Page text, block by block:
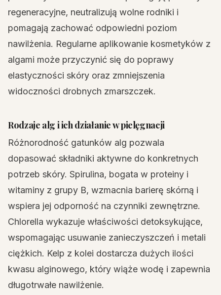
regeneracyjne, neutralizują wolne rodniki i
pomagają zachować odpowiedni poziom
nawilżenia. Regularne aplikowanie kosmetyków z
algami może przyczynić się do poprawy
elastyczności skóry oraz zmniejszenia
widoczności drobnych zmarszczek.
Rodzaje alg i ich działanie w pielęgnacji
Różnorodność gatunków alg pozwala
dopasować składniki aktywne do konkretnych
potrzeb skóry. Spirulina, bogata w proteiny i
witaminy z grupy B, wzmacnia barierę skórną i
wspiera jej odporność na czynniki zewnętrzne.
Chlorella wykazuje właściwości detoksykujące,
wspomagając usuwanie zanieczyszczeń i metali
ciężkich. Kelp z kolei dostarcza dużych ilości
kwasu alginowego, który wiąże wodę i zapewnia
długotrwałe nawilżenie.